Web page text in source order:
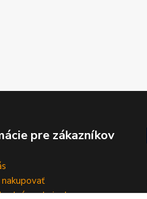
pre zákazníkov
podmienky